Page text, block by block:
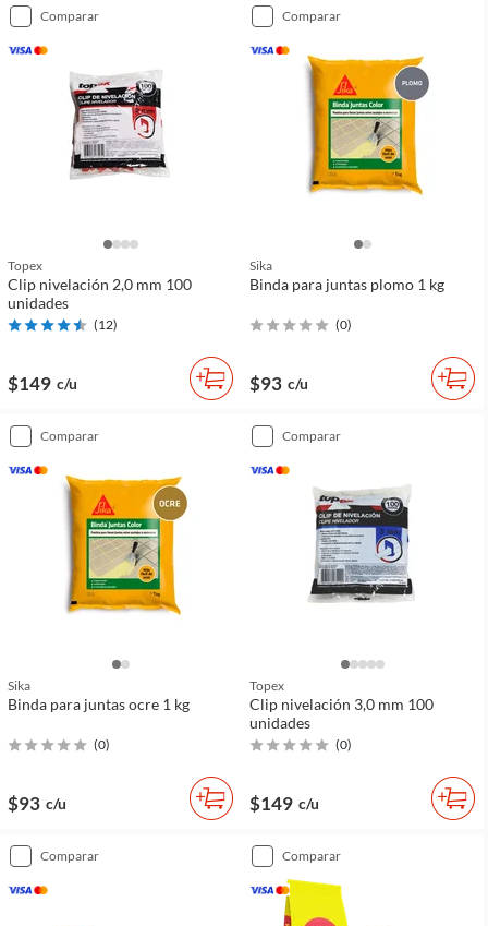
comparar
Topex
Clip nivelación 2,0 mm 100
unidades
(12)
$149 c/u
comparar
Sika
Binda para juntas plomo 1 kg
(0)
$93 c/u
comparar
Sika
Binda para juntas ocre 1 kg
(0)
$93 c/u
comparar
Topex
Clip nivelación 3,0 mm 100
unidades
(0)
$149 c/u
comparar comparar